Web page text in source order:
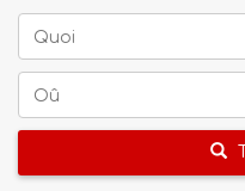
Quoi
Oû